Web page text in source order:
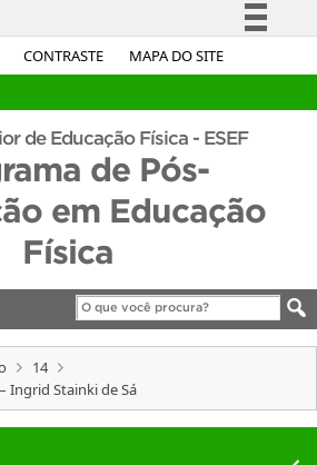
CONTRASTE MAPA DO SITE
Simplifique!
Acesso à informação
Legislação
Canais
de Educação Física - ESEF
de Pós-
em Educação
Física
14
Ingrid Stainki de Sá